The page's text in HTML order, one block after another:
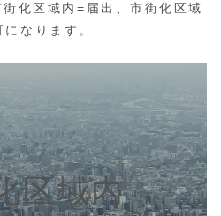
化区域内=届出、市街化区域
なります。
区域内